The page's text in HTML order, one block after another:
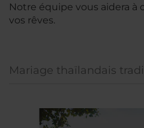
Notre équipe vous aidera à
vos rêves.
Mariage thaïlandais